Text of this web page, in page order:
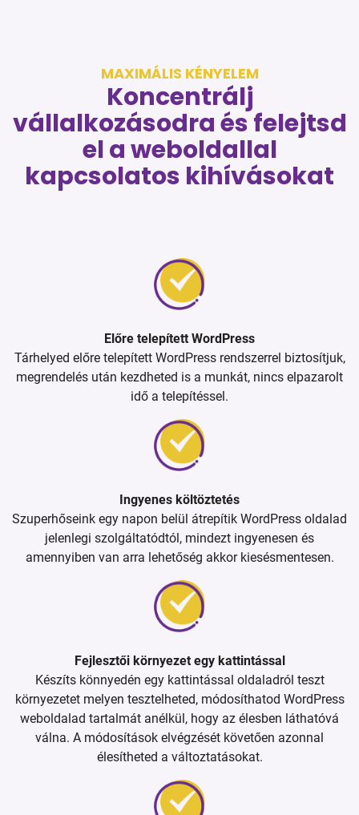
MAXIMÁLIS KÉNYELEM
Koncentrálj
vállalkozásodra és felejtsd
el a weboldallal
kapcsolatos kihívásokat
Előre telepített WordPress
Tárhelyed előre telepített WordPress rendszerrel biztosítjuk,
megrendelés után kezdheted is a munkát, nincs elpazarolt
idő a telepítéssel.
Ingyenes költöztetés
Szuperhőseink egy napon belül átrepítik WordPress oldalad
jelenlegi szolgáltatódtól, mindezt ingyenesen és
amennyiben van arra lehetőség akkor kiesésmentesen.
Fejlesztői környezet egy kattintással
Készíts könnyedén egy kattintással oldaladról teszt
környezetet melyen tesztelheted, módosíthatod WordPress
weboldalad tartalmát anélkül, hogy az élesben láthatóvá
válna. A módosítások elvégzését követően azonnal
élesítheted a változtatásokat.